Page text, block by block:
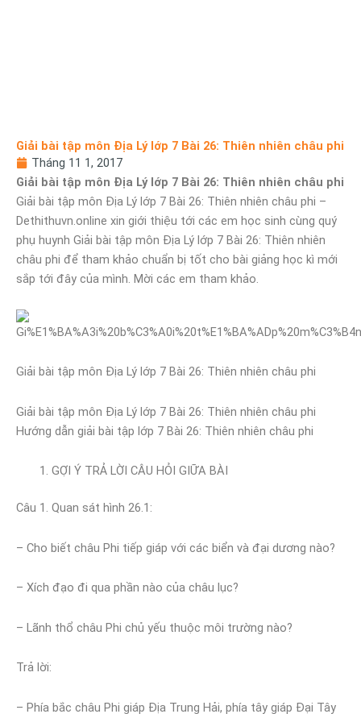
Giải bài tập môn Địa Lý lớp 7 Bài 26: Thiên nhiên châu phi
Tháng 11 1, 2017
Giải bài tập môn Địa Lý lớp 7 Bài 26: Thiên nhiên châu phi
Giải bài tập môn Địa Lý lớp 7 Bài 26: Thiên nhiên châu phi –
Dethithuvn.online xin giới thiệu tới các em học sinh cùng quý
phụ huynh Giải bài tập môn Địa Lý lớp 7 Bài 26: Thiên nhiên
châu phi để tham khảo chuẩn bị tốt cho bài giảng học kì mới
sắp tới đây của mình. Mời các em tham khảo.
Giải bài tập môn Địa Lý lớp 7 Bài 26: Thiên nhiên châu phi
Giải bài tập môn Địa Lý lớp 7 Bài 26: Thiên nhiên châu phi
Hướng dẫn giải bài tập lớp 7 Bài 26: Thiên nhiên châu phi
GỢI Ý TRẢ LỜI CÂU HỎI GIỮA BÀI
Câu 1. Quan sát hình 26.1:
– Cho biết châu Phi tiếp giáp với các biển và đại dương nào?
– Xích đạo đi qua phần nào của châu lục?
– Lãnh thổ châu Phi chủ yếu thuộc môi trường nào?
Trả lời:
– Phía bắc châu Phi giáp Địa Trung Hải, phía tây giáp Đại Tây